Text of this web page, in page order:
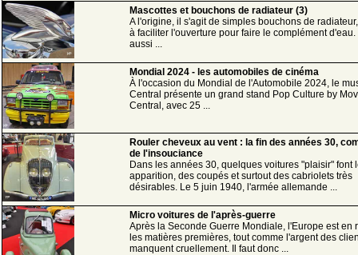
Mascottes et bouchons de radiateur (3)
A l'origine, il s'agit de simples bouchons de
à faciliter l'ouverture pour faire le complément d'eau.
aussi ...
Mondial 2024 - les automobiles de cinéma
À l'occasion du Mondial de l'Automobile 2024, le
Central présente un grand stand Pop Culture by
Central, avec 25 ...
Rouler cheveux au vent : la fin des années 30,
de l'insouciance
Dans les années 30, quelques voitures "plaisir" font
apparition, des coupés et surtout des cabriolets très
désirables. Le 5 juin 1940, l'armée allemande ...
Micro voitures de l'après-guerre
Après la Seconde Guerre Mondiale, l'Europe est en
les matières premières, tout comme l'argent des
manquent cruellement. Il faut donc ...